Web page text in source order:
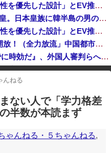
「BYD RACCOは利便性より安全性を優先した設計」とEV推進派がスカスカ構造を絶賛、これがRACCOの一番の特徴よな
韓国メディア「幻となった女性天皇。日本皇族に韓半島の男の血が入る可能性がゼロに・・・」
「BYD RACCOは利便性より安全性を優先した設計」とEV推進派がスカスカ構造を絶賛、これがRACCOの一番の特徴よな
中国「大洪水！」三峡ダム「9門開放！（全力放流」中国都市「三峡沿線の道路水没」中国政府「高速道路封鎖！」中国ダム「緊急放流に合わせて開門（土砂崩れ発生」→
【速報】 韓国サッカー協会『すでに時効だ』、外国人審判らへ性的接待疑惑→ロンドン五輪は銅メダルはく奪の可能性「審判の国籍は日本、UAE、イラン」
【鹿児島】 突然右折し路面電車と衝突 乗っていた男女3人は車を放置しダッシュで逃走中
、サイト全体のレイアウトが崩れ
んねる
ない人で「学力格差
半数が本読まず
ゃんねる・５ちゃんねる,